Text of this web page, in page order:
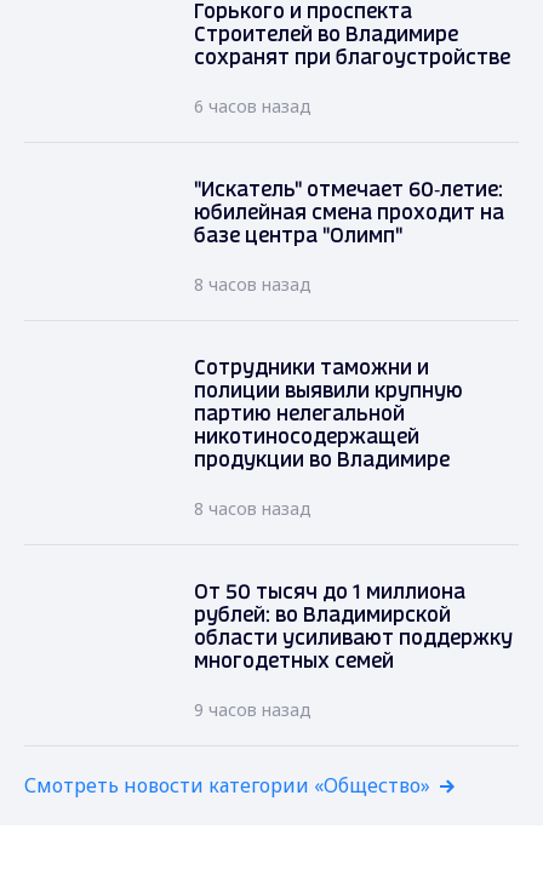
Горького и проспекта
Строителей во Владимире
сохранят при благоустройстве
6 часов назад
"Искатель" отмечает 60‑летие:
юбилейная смена проходит на
базе центра "Олимп"
8 часов назад
Сотрудники таможни и
полиции выявили крупную
партию нелегальной
никотиносодержащей
продукции во Владимире
8 часов назад
От 50 тысяч до 1 миллиона
рублей: во Владимирской
области усиливают поддержку
многодетных семей
9 часов назад
Смотреть новости категории «Общество»